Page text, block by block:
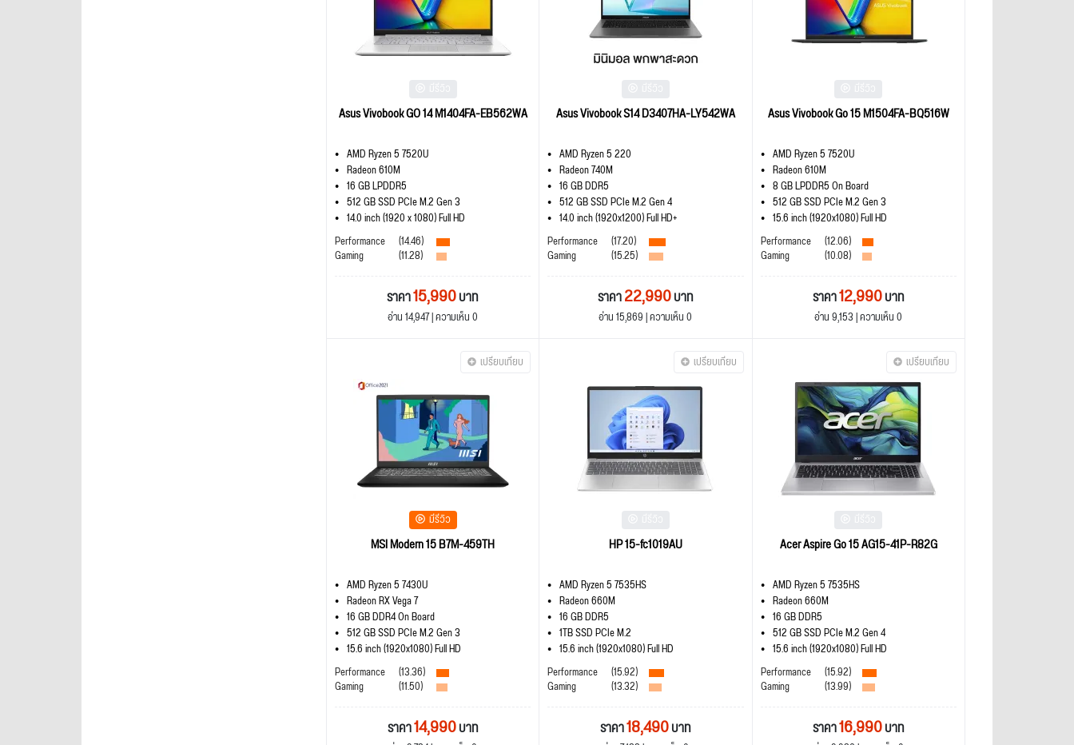
Asus Vivobook GO 14 M1404FA-EB562WA
AMD Ryzen 5 7520U
Radeon 610M
16 GB LPDDR5
512 GB SSD PCIe M.2 Gen 3
14.0 inch (1920 x 1080) Full HD
Performance
(14.46)
Gaming (11.28)
ราคา15,990บาท
อ่าน 14,947 | ความเห็น 0
Asus Vivobook S14 D3407HA-LY542WA
AMD Ryzen 5 220
Radeon 740M
16 GB DDR5
512 GB SSD PCIe M.2 Gen 4
14.0 inch (1920x1200) Full HD+
Performance
(17.20)
Gaming (15.25)
ราคา22,990บาท
อ่าน 15,869 | ความเห็น 0
Asus Vivobook Go 15 M1504FA-BQ516W
AMD Ryzen 5 7520U
Radeon 610M
8 GB LPDDR5 On Board
512 GB SSD PCIe M.2 Gen 3
15.6 inch (1920x1080) Full HD
Performance
(12.06)
Gaming (10.08)
ราคา12,990บาท
อ่าน 9,153 | ความเห็น 0
เปรียบเทียบ
มีรีวิว
MSI Modern 15 B7M-459TH
AMD Ryzen 5 7430U
Radeon RX Vega 7
16 GB DDR4 On Board
512 GB SSD PCIe M.2 Gen 3
15.6 inch (1920x1080) Full HD
Performance
(13.36)
Gaming (11.50)
ราคา14,990บาท
เปรียบเทียบ
HP 15-fc1019AU
AMD Ryzen 5 7535HS
Radeon 660M
16 GB DDR5
1TB SSD PCIe M.2
15.6 inch (1920x1080) Full HD
Performance
(15.92)
Gaming (13.32)
ราคา18,490บาท
เปรียบเทียบ
Acer Aspire Go 15 AG15-41P-R82G
AMD Ryzen 5 7535HS
Radeon 660M
16 GB DDR5
512 GB SSD PCIe M.2 Gen 4
15.6 inch (1920x1080) Full HD
Performance
(15.92)
Gaming (13.99)
ราคา16,990บาท